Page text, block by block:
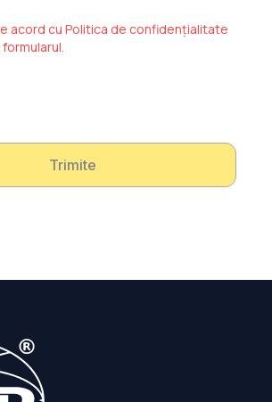
acord cu Politica de confidențialitate
Trimite